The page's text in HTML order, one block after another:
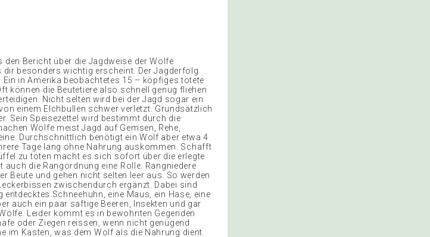
Bericht über die Jagdweise der Wölfe
besonders wichtig erscheint. Der Jagderfolg
in Amerika beobachtetes 15 – köpfiges tötete
können die Beutetiere also schnell genug fliehen
Nicht selten wird bei der Jagd sogar ein
einem Elchbullen schwer verletzt. Grundsätzlich
Sein Speisezettel wird bestimmt durch die
Wölfe meist Jagd auf Gemsen, Rehe,
Durchschnittlich benötigt ein Wolf aber etwa 4
Tage lang ohne Nahrung auskommen. Schafft
zu töten macht es sich sofort über die erlegte
auch die Rangordnung eine Rolle. Rangniedere
Beute und gehen nicht selten leer aus. So werden
zwischendurch ergänzt. Dabei sind
Schneehuhn, eine Maus, ein Hase, eine
auch ein paar saftige Beeren, Insekten und gar
Leider kommt es in bewohnten Gegenden
oder Ziegen reissen, wenn nicht genügend
im Kasten, was dem Wolf als die Nahrung dient.